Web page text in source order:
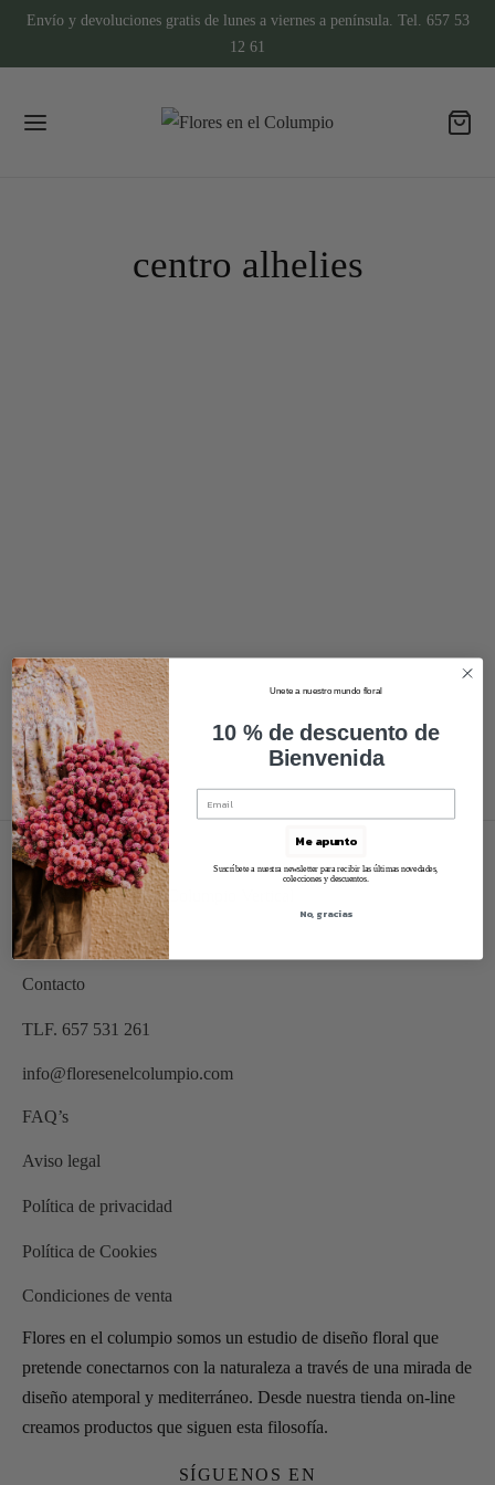
Envío y devoluciones gratis de lunes a viernes a península. Tel. 657 53
12 61
centro alhelies
Flores en el columpio somos un estudio de diseño floral que
pretende conectarnos con la naturaleza a través de una mirada de
diseño atemporal y mediterráneo. Desde nuestra tienda on-line
creamos productos que siguen esta filosofía.
SÍGUENOS EN
Sobre mi
Contacto
TLF. 657 531 261
info@floresenelcolumpio.com
FAQ’s
Aviso legal
Política de privacidad
Política de Cookies
Condiciones de venta
Unete a nuestro mundo floral
10 % de descuento de
Bienvenida
Me apunto
Suscríbete a nuestra newsletter para recibir las últimas novedades,
colecciones y descuentos.
No, gracias